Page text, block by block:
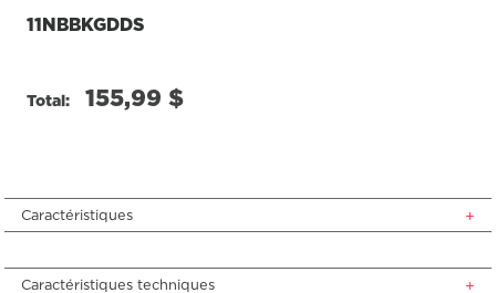
11NBBKGDDS
Total: 155,99 $
Caractéristiques
Caractéristiques techniques